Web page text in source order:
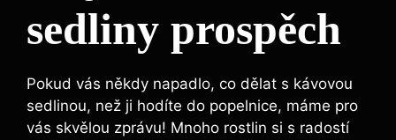
sedliny⁤ prospěch
Pokud vás někdy napadlo, co dělat s kávovou
sedlinou, než ji hodíte do popelnice, máme pro ​
vás skvělou ​zprávu! Mnoho rostlin ⁣si s radostí